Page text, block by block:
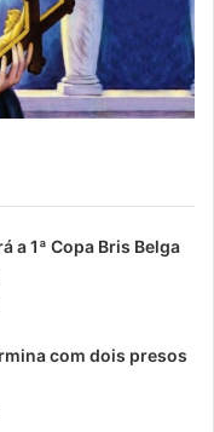
a 1ª Copa Bris Belga
com dois presos